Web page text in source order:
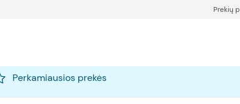
Prekių
Perkamiausios prekės